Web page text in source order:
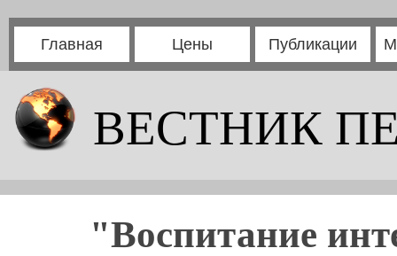
Главная Цены Публикации
ВЕСТНИК
"Воспитание